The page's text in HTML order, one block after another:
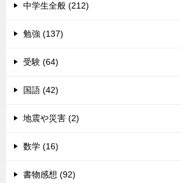
中学生全般 (212)
勉強 (137)
受験 (64)
国語 (42)
地震や災害 (2)
数学 (16)
書物感想 (92)